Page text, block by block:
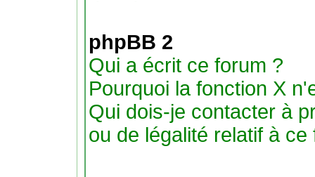
phpBB 2
Qui a écrit ce forum ?
Pourquoi la fonction X
Qui dois-je contacter à
ou de légalité relatif à ce